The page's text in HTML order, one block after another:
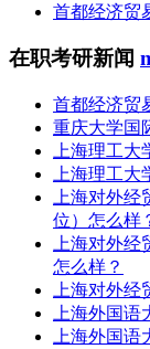
首都经济贸
在职考研新闻
首都经济贸
重庆大学国
上海理工
上海理工
上海对外
位）怎么样
上海对外
怎么样？
上海对外
上海外国
上海外国